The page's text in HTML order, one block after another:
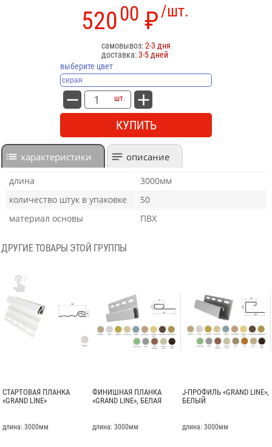
/шт.
52000 ₽
самовывоз:2-3 дня
доставка:3-5 дней
выберите цвет
шт.
КУПИТЬ
характеристики описание
длина
3000мм
количество штук в упаковке
50
материал основы
ПВХ
ДРУГИЕ ТОВАРЫ ЭТОЙ ГРУППЫ
СТАРТОВАЯ ПЛАНКА
«GRAND LINE»
длина: 3000мм
ФИНИШНАЯ ПЛАНКА
«GRAND LINE», БЕЛАЯ
длина: 3000мм
J-ПРОФИЛЬ «GRAND LINE»,
БЕЛЫЙ
длина: 3000мм
